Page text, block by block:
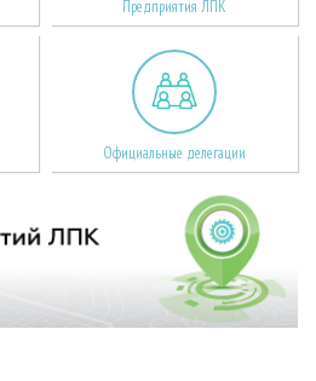
Предприятия ЛПК
Официальные делегации